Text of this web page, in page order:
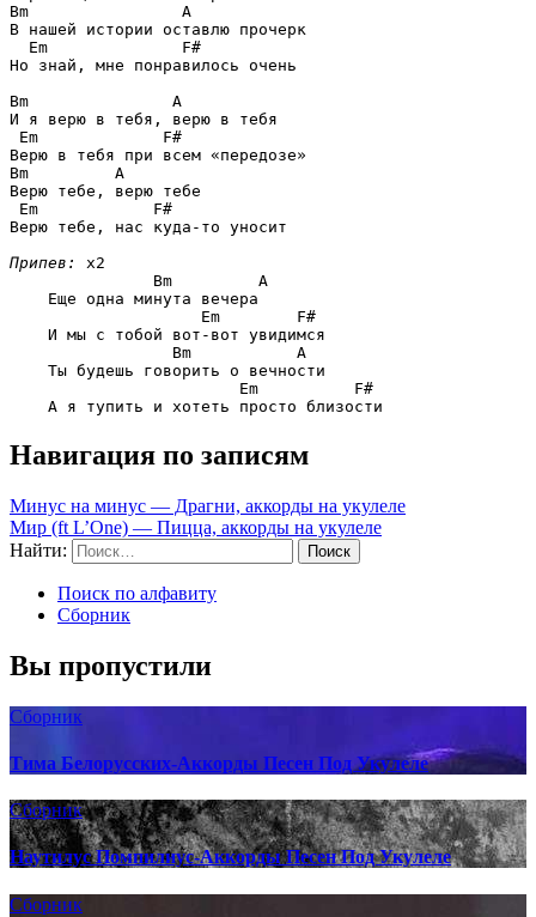
Bm                A
В нашей истории оставлю прочерк
Em              F#
Но знай, мне понравилось очень
Bm               A
И я верю в тебя, верю в тебя
Em             F#
Bm         A
Верю тебе, верю тебе
Em            F#
Верю тебе, нас куда-то уносит
Припев:
x2
Bm         A
    Еще одна минута вечера
Em        F#
    И мы с тобой вот-вот увидимся
Bm           A
    Ты будешь говорить о вечности
Em          F#
Навигация по записям
Минус на минус — Драгни, аккорды на укулеле
Мир (ft L’One) — Пицца, аккорды на укулеле
Найти:
Поиск по алфавиту
Сборник
Вы пропустили
Сборник
Тима Белорусских-Аккорды Песен Под Укулеле
Сборник
Наутилус Помпилиус-Аккорды Песен Под Укулеле
Сборник